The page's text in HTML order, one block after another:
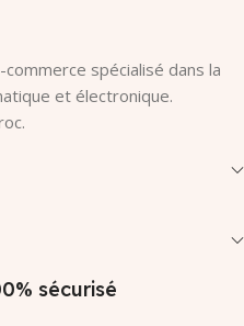
spécialisé dans la
et électronique.
sécurisé